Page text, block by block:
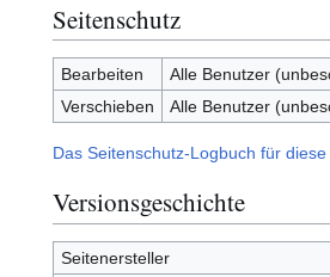
Seitenschutz
Bearbeiten
Alle Benutzer
Verschieben
Alle Benutzer
Das Seitenschutz-Logbuch für
Versionsgeschichte
Seitenersteller